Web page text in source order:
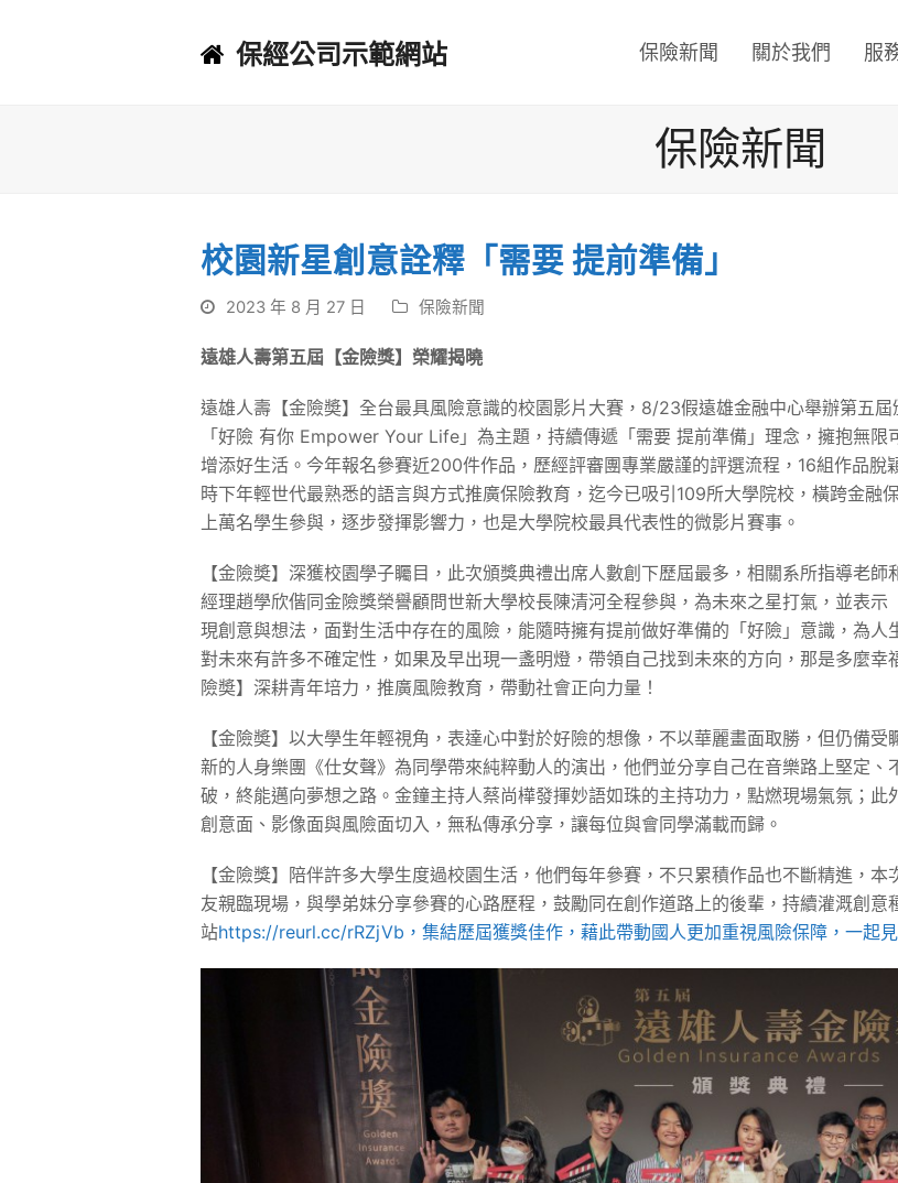
保經公司示範網站 保險新聞 關於我們 服
保險新聞
校園新星創意詮釋「需要 提前準備」
2023 年 8 月 27 日 保險新聞
遠雄人壽第五屆【金險獎】榮耀揭曉
遠雄人壽【金險奬】全台最具風險意識的校園影片大賽，8/23假遠雄金融中心舉辦第五
「好險 有你 Empower Your Life」為主題，持續傳遞「需要 提前準備」理念，擁抱無
增添好生活。今年報名參賽近200件作品，歷經評審團專業嚴謹的評選流程，16組作品
時下年輕世代最熟悉的語言與方式推廣保險教育，迄今已吸引109所大學院校，橫跨金融
上萬名學生參與，逐步發揮影響力，也是大學院校最具代表性的微影片賽事。
【金險奬】深獲校園學子矚目，此次頒獎典禮出席人數創下歷屆最多，相關系所指導老
經理趙學欣偕同金險獎榮譽顧問世新大學校長陳清河全程參與，為未來之星打氣，並表
現創意與想法，面對生活中存在的風險，能隨時擁有提前做好準備的「好險」意識，為
對未來有許多不確定性，如果及早出現一盞明燈，帶領自己找到未來的方向，那是多麼
險奬】深耕青年培力，推廣風險教育，帶動社會正向力量！
【金險奬】以大學生年輕視角，表達心中對於好險的想像，不以華麗畫面取勝，但仍備
新的人身樂團《仕女聲》為同學帶來純粹動人的演出，他們並分享自己在音樂路上堅定
破，終能邁向夢想之路。金鐘主持人蔡尚樺發揮妙語如珠的主持功力，點燃現場氣氛；
創意面、影像面與風險面切入，無私傳承分享，讓每位與會同學滿載而歸。
【金險獎】陪伴許多大學生度過校園生活，他們每年參賽，不只累積作品也不斷精進，
友親臨現場，與學弟妹分享參賽的心路歷程，鼓勵同在創作道路上的後輩，持續灌溉創
站https://reurl.cc/rRZjVb，集結歷屆獲獎佳作，藉此帶動國人更加重視風險保障，一起